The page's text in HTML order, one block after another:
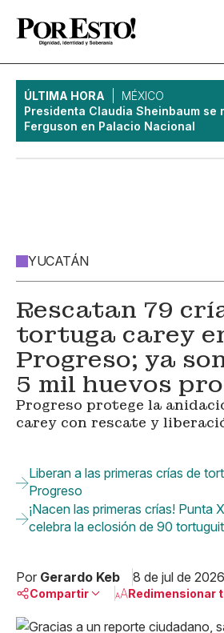
ÚLTIMA HORA
MÉXICO
Presidenta Claudia Sheinbaum se
Ferguson en Palacio Nacional
YUCATÁN
Rescatan 79
tortuga carey
Progreso; ya
5 mil huevos
Progreso protege la
carey con rescate y
Liberan a las primeras crías de
Progreso
¡Nacen las primeras crías! Punta
celebra la eclosión de 90
Por Gerardo Keb 8 de jul de 2026
Compartir Redimensionar